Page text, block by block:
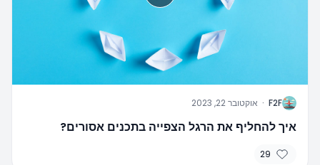
F
F2F
· אוקטובר 22, 2023
איך להחליף את הרגל הצפייה בתכנים אסורים?
29